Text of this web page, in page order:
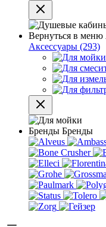
Вернуться в меню
Аксессуары (293)
Бренды Бренды